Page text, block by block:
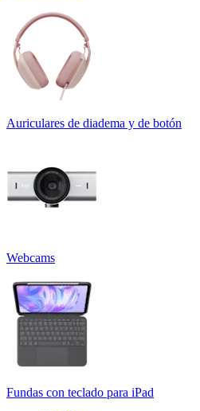
Auriculares de diadema y de botón
Webcams
Fundas con teclado para iPad